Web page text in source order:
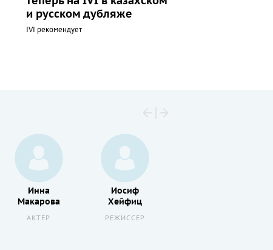
и русском дубляже
IVI рекомендует
Инна
Макарова
АКТЕР
Иосиф
Хейфиц
РЕЖИССЕР